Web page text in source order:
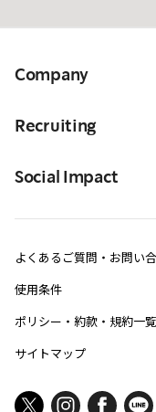
Company
Recruiting
Social Impact
よくあるご質問・お問い
使用条件
ポリシー・約款・規約一覧
サイトマップ